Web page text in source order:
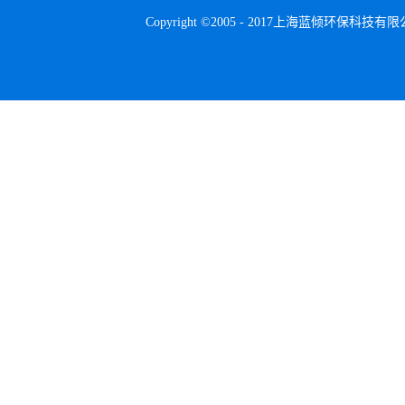
Copyright ©2005 - 2017上海蓝倾环保科技有限